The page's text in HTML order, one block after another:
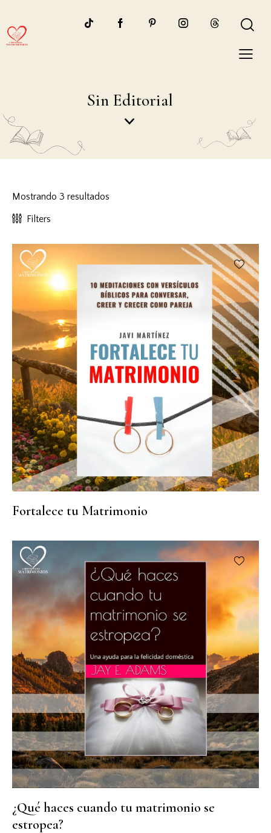
Sin Editorial
Mostrando 3 resultados
Filters
Fortalece tu Matrimonio
¿Qué haces cuando tu matrimonio se
estropea?